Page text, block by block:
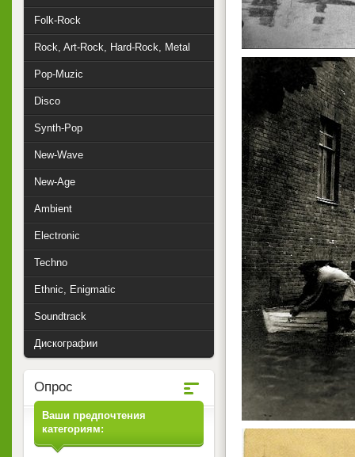
Folk-Rock
Rock, Art-Rock, Hard-Rock, Metal
Pop-Muzic
Disco
Synth-Pop
New-Wave
New-Age
Ambient
Electronic
Techno
Ethnic, Enigmatic
Soundtrack
Дискографии
Опрос
Ваши предпочтения
категориям: